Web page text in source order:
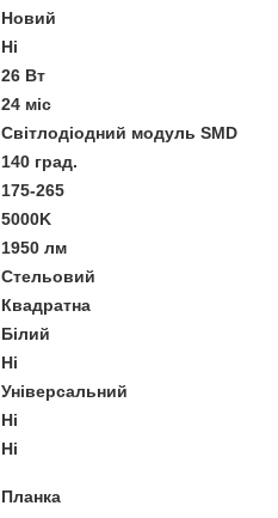
Новий
Ні
26 Вт
24 міс
Світлодіодний модуль SMD
140 град.
175-265
5000K
1950 лм
Стельовий
Квадратна
Білий
Ні
Універсальний
Ні
Ні
Планка